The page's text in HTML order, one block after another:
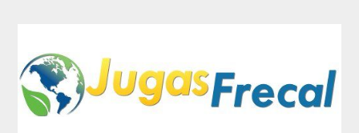
content